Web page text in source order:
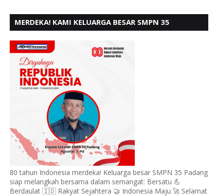
MERDEKA! KAMI KELUARGA BESAR SMPN 35
80 tahun Indonesia merdeka! Keluarga besar SMPN 35 Padang
siap melangkah bersama dalam semangat: Bersatu 💪
Berdaulat 🇮🇩 Rakyat Sejahtera 🤝 Indonesia Maju 🚀 Selamat